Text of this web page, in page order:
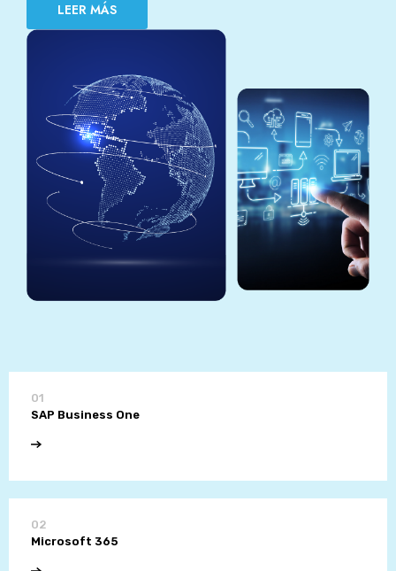
LEER MÁS
01
SAP Business One
02
Microsoft 365